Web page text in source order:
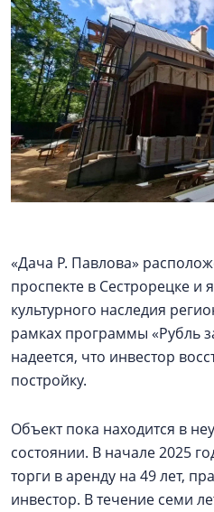
«Дача Р. Павлова»
проспекте в Сестрорецке и
культурного наследия
рамках программы «Рубль
надеется, что инвестор
постройку.
Объект пока находится в
состоянии. В начале 2025
торги в аренду на 49 лет,
инвестор. В течение семи